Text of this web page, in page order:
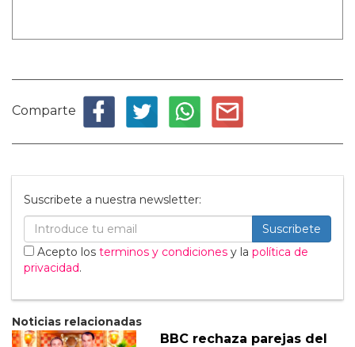
Comparte
Suscribete a nuestra newsletter:
Suscribete
Acepto los terminos y condiciones y la política de
privacidad.
Noticias relacionadas
BBC rechaza parejas del